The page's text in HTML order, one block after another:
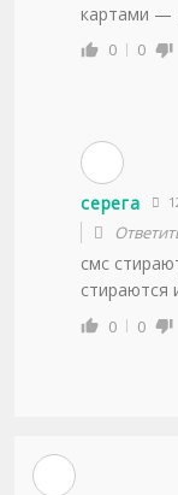
картами —
0 0
серега
смс
стираются
0 0